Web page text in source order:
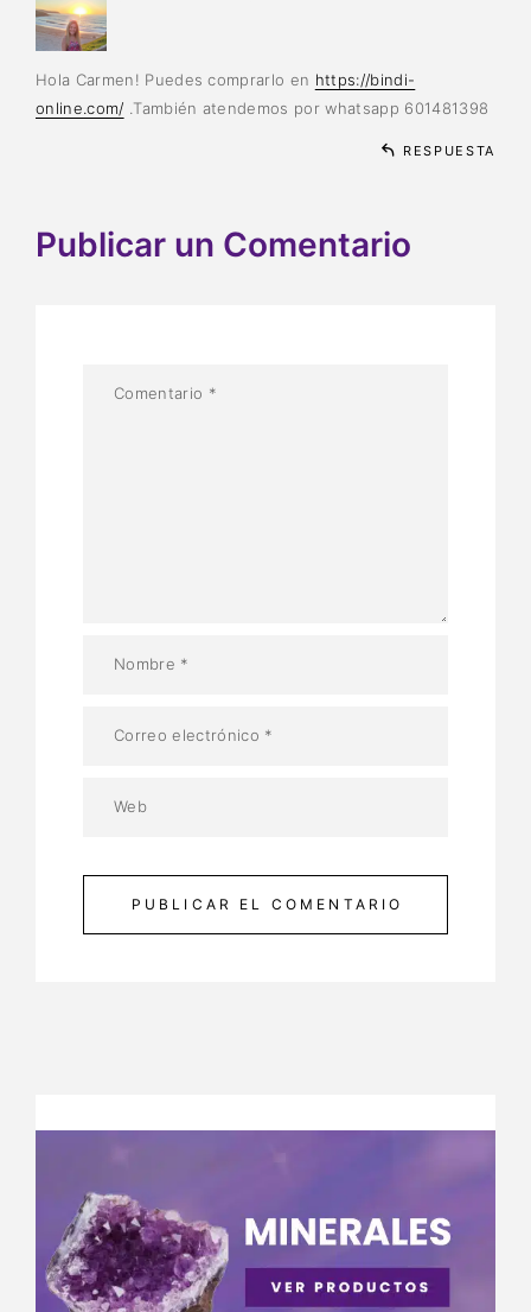
Hola Carmen! Puedes comprarlo en https://bindi-
online.com/ .También atendemos por whatsapp 601481398
RESPUESTA
Publicar un Comentario
PUBLICAR EL COMENTARIO